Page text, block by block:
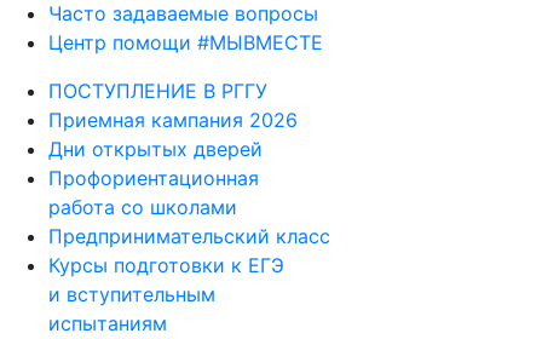
Часто задаваемые вопросы
Центр помощи #МЫВМЕСТЕ
ПОСТУПЛЕНИЕ В РГГУ
Приемная кампания 2026
Дни открытых дверей
Профориентационная
работа со школами
Предпринимательский класс
Курсы подготовки к ЕГЭ
и вступительным
испытаниям